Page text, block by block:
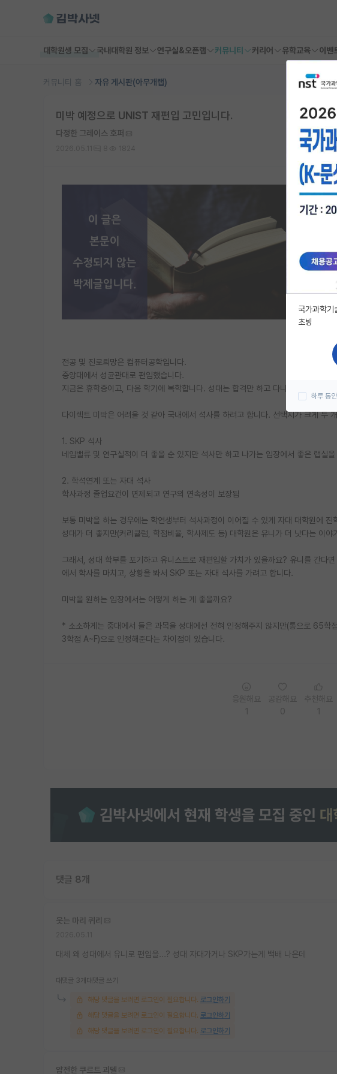
대학원생 모집 국내대학원 정보 연구실&오픈랩 커뮤니티 커리어 유학교육 이벤
커뮤니티 홈 자유 게시판(아무개랩)
미박 예정으로 UNIST 재편입 고민입니다.
다정한 그레이스 호퍼
전공 및 진로릐망은 컴퓨터공학입니다.
중앙대에서 성균관대로 편입했습니다.
지금은 휴학중이고, 다음 학기에 복학합니다. 성대는 합격만 하고 다니지는 않는 상태
다이렉트 미박은 어려울 것 같아 국내에서 석사를 하려고 합니다. 선택지가 크게 두
1. SKP 석사
네임밸류 및 연구실적이 더 좋을 순 있지만 석사만 하고 나가는 입장에서 좋은 랩실
2. 학석연계 또는 자대 석사
학사과정 졸업요건이 면제되고 연구의 연속성이 보장됨
보통 미박을 하는 경우에는 학연생부터 석사과정이 이어질 수 있게 자대 대학원에
성대가 더 좋지만(커리큘럼, 학점비율, 학사제도 등) 대학원은 유니가 더 낫다는 이야
그래서, 성대 학부를 포기하고 유니스트로 재편입할 가치가 있을까요? 유니를 간다
에서 학사를 마치고, 상황을 봐서 SKP 또는 자대 석사를 가려고 합니다.
미박을 원하는 입장에서는 어떻게 하는 게 좋을까요?
* 소소하게는 중대에서 들은 과목을 성대에선 전혀 인정해주지 않지만(통으로 65
3학점 A~F)으로 인정해준다는 차이점이 있습니다.
댓글 8개
웃는 마리 퀴리
대체 왜 성대에서 유니로 편입을...? 성대 자대가거나 SKP가는게 백배 나은데
대댓글 3개 대댓글 쓰기
해당 댓글을 보려면 로그인이 필요합니다. 로그인하기
해당 댓글을 보려면 로그인이 필요합니다. 로그인하기
해당 댓글을 보려면 로그인이 필요합니다. 로그인하기
얌전한 쿠르트 괴델
국가과학
초빙
하루 동